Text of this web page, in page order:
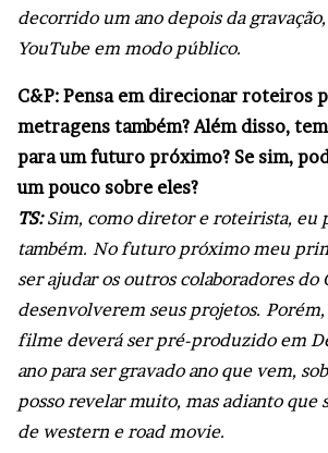
decorrido um ano depois da
YouTube em modo público.
C&P: Pensa em direcionar roteiros
metragens também? Além disso,
para um futuro próximo? Se sim,
um pouco sobre eles?
TS:Sim, como diretor e roteirista, eu
também. No futuro próximo meu
ser ajudar os outros colaboradores do
desenvolverem seus projetos.
filme deverá ser pré-produzido em
ano para ser gravado ano que vem,
posso revelar muito, mas adianto que
de western e road movie.